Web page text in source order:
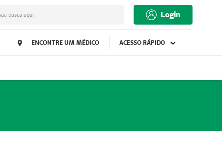
busca aqui Login
ENCONTRE UM MÉDICO ACESSO RÁPIDO